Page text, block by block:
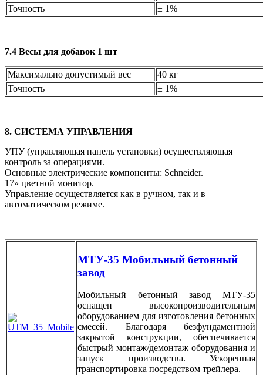
Точность
± 1%
7.4 Весы для добавок 1 шт
Максимально допустимый вес
40 кг
Точность
± 1%
8. СИСТЕМА УПРАВЛЕНИЯ
УПУ (управляющая панель установки) осуществляющая
контроль за операциями.
Основные электрические компоненты: Schneider.
17» цветной монитор.
Управление осуществляется как в ручном, так и в
автоматическом режиме.
МТУ-35 Мобильный бетонный
завод
Мобильный бетонный завод МТУ-35
оснащен высокопроизводительным
оборудованием для изготовления бетонных
смесей. Благодаря безфундаментной
закрытой конструкции, обеспечивается
быстрый монтаж/демонтаж оборудования и
запуск производства. Ускоренная
транспортировка посредством трейлера.